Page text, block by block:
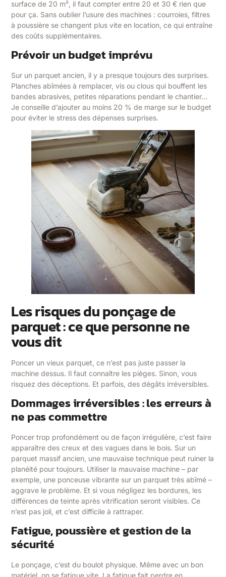
surface de 20 m², il faut compter entre 20 et 30 € rien que
pour ça. Sans oublier l’usure des machines : courroies, filtres
à poussière se changent plus vite en location, ce qui entraîne
des coûts supplémentaires.
Prévoir un budget imprévu
Sur un parquet ancien, il y a presque toujours des surprises.
Planches abîmées à remplacer, vis ou clous qui bouffent les
bandes abrasives, petites réparations pendant le chantier…
Je conseille d’ajouter au moins 20 % de marge sur le budget
pour éviter le stress des dépenses surprises.
Les risques du ponçage de
parquet : ce que personne ne
vous dit
Poncer un vieux parquet, ce n’est pas juste passer la
machine dessus. Il faut connaître les pièges. Sinon, vous
risquez des déceptions. Et parfois, des dégâts irréversibles.
Dommages irréversibles : les erreurs à
ne pas commettre
Poncer trop profondément ou de façon irrégulière, c’est faire
apparaître des creux et des vagues dans le bois. Sur un
parquet massif ancien, une mauvaise technique peut ruiner la
planéité pour toujours. Utiliser la mauvaise machine – par
exemple, une ponceuse vibrante sur un parquet très abîmé –
aggrave le problème. Et si vous négligez les bordures, les
différences de teinte après vitrification seront visibles. Ce
n’est pas joli, et c’est difficile à rattraper.
Fatigue, poussière et gestion de la
sécurité
Le ponçage, c’est du boulot physique. Même avec un bon